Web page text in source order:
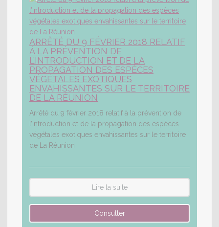
ARRÊTÉ DU 9 FÉVRIER 2018 RELATIF
À LA PRÉVENTION DE
L’INTRODUCTION ET DE LA
PROPAGATION DES ESPÈCES
VÉGÉTALES EXOTIQUES
ENVAHISSANTES SUR LE TERRITOIRE
DE LA RÉUNION
Arrêté du 9 février 2018 relatif à la prévention de
l’introduction et de la propagation des espèces
végétales exotiques envahissantes sur le territoire
de La Réunion
Lire la suite